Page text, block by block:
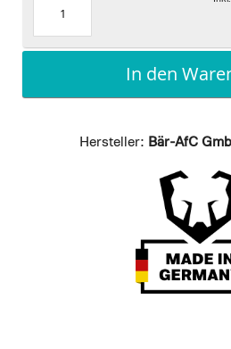
In den
Hersteller: Bär-AfC